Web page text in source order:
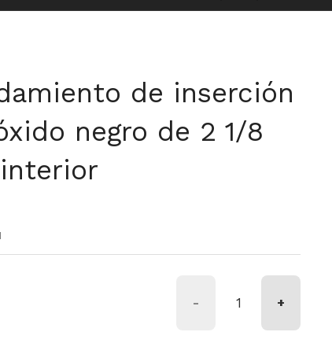
de inserción
negro de 2 1/8
- +